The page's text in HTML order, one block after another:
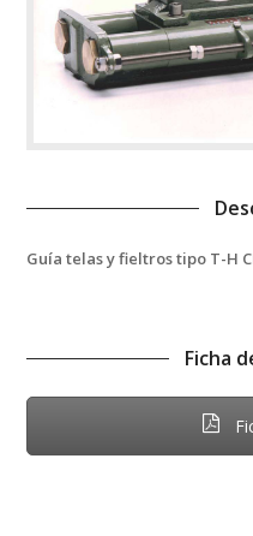
Guía telas y fieltros tipo T-H
Ficha